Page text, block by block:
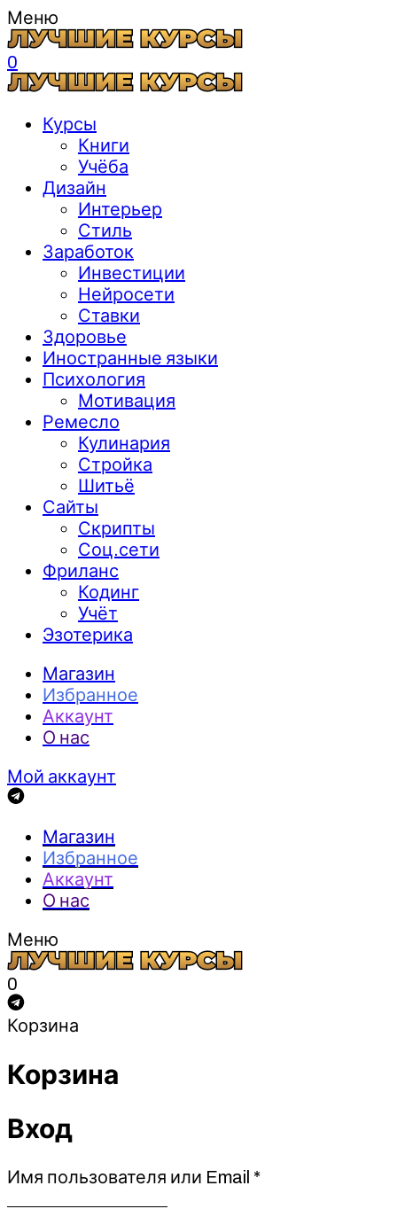
Меню
0
Курсы
Книги
Учёба
Дизайн
Интерьер
Стиль
Заработок
Инвестиции
Нейросети
Ставки
Здоровье
Иностранные языки
Психология
Мотивация
Ремесло
Кулинария
Стройка
Шитьё
Сайты
Скрипты
Соц.сети
Фриланс
Кодинг
Учёт
Эзотерика
Магазин
Избранное
Аккаунт
О нас
Мой аккаунт
Магазин
Избранное
Аккаунт
О нас
Меню
0
Корзина
Корзина
Вход
Имя пользователя или Email *Обязательно